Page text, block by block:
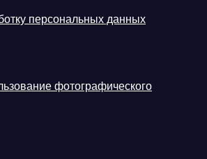
персональных данных
фотографического